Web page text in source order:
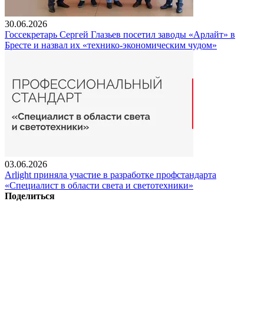
30.06.2026
Госсекретарь Сергей Глазьев посетил заводы «Арлайт» в
Бресте и назвал их «технико-экономическим чудом»
03.06.2026
Arlight приняла участие в разработке профстандарта
«Специалист в области света и светотехники»
Поделиться